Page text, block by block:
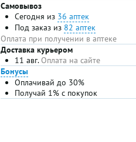
Самовывоз
Сегодня из 36 аптек
Под заказ из 82 аптек
Оплата при получении в аптеке
Доставка курьером
11 авг. Оплата на сайте
Бонусы
Оплачивай до 30%
Получай 1% с покупок